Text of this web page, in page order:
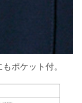
ポケット付。